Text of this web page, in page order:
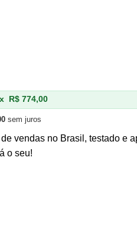
R$ 774,00
sem juros
vendas no Brasil, testado e
o seu!